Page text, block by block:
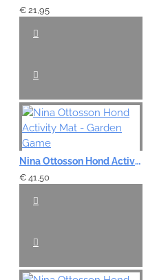
€ 21,95
Nina Ottosson Hond Activity Mat - Garden Game
€ 41,50